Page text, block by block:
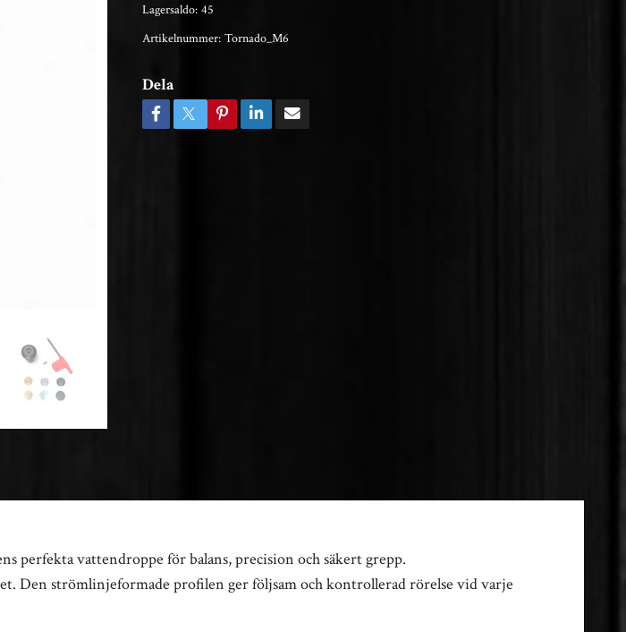
Lagersaldo: 45
Artikelnummer: Tornado_M6
Dela
perfekta vattendroppe för balans, precision och säkert grepp.
Den strömlinjeformade profilen ger följsam och kontrollerad rörelse vid varje